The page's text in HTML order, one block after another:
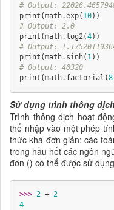
# Output:
print(math.exp( 10
# Output: 2.0
print(math.log2(4
# Output:
print(math.sinh( 1
# Output: 40320
print(math.factorial(8
Sử dụng trình thông
Trình thông dịch hoạt
thể nhập vào một phép
thức khá đơn giản: các
trong hầu hết các ngôn
đơn () có thể được sử
>>> 2 + 2
4